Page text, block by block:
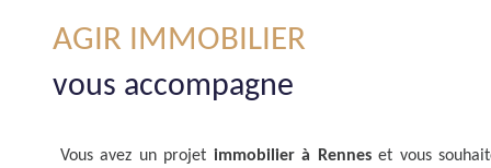
AGIR IMMOBILIER
vous accompagne
Vous avez un projet immobilier à Renneset vous